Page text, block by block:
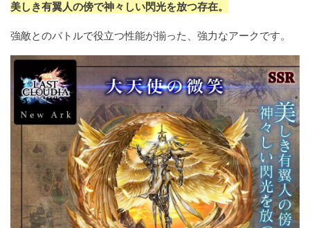
美しき有翼人の傍で神々しい閃光を放つ存在。
強敵とのバトルで役立つ性能が揃った、強力なアークです。